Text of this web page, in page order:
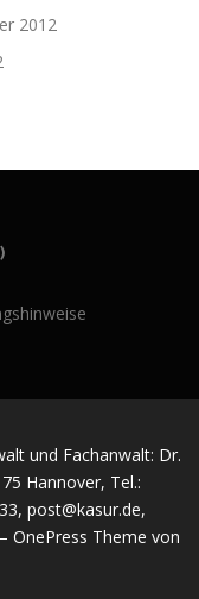
2012
und Fachanwalt: Dr.
Hannover, Tel.:
post@kasur.de,
– OnePress Theme von